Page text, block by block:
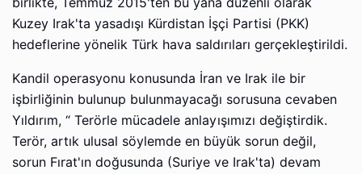
Kuzey Irak'ta yasadışı Kürdistan İşçi Partisi (PKK)
hedeflerine yönelik Türk hava saldırıları gerçekleştirildi.
Kandil operasyonu konusunda İran ve Irak ile bir
işbirliğinin bulunup bulunmayacağı sorusuna cevaben
Yıldırım, “ Terörle mücadele anlayışımızı değiştirdik.
Terör, artık ulusal söylemde en büyük sorun değil,
sorun Fırat'ın doğusunda (Suriye ve Irak'ta) devam